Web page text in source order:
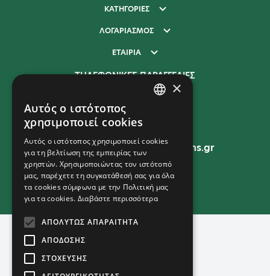
ΚΑΤΗΓΟΡΙΕΣ
ΛΟΓΑΡΙΑΣΜΟΣ
ΕΤΑΙΡΙΑ
ΤΗΛΕΦΩΝΙΚΕΣ ΠΑΡΑΓΓΕΛΙΕΣ
210 277 9400
EMAIL
sales@unitedpromotions.gr
ΓΕΜΗ: 157352901000
×
Αυτός ο ιστότοπος
χρησιμοποιεί cookies
Αυτός ο ιστότοπος χρησιμοποιεί cookies
για τη βελτίωση της εμπειρίας των
χρηστών. Χρησιμοποιώντας τον ιστότοπό
μας, παρέχετε τη συγκατάθεσή σας για όλα
τα cookies σύμφωνα με την Πολιτική μας
για τα cookies. Διαβάστε περισσότερα
ΑΠΟΛΎΤΩΣ ΑΠΑΡΑΊΤΗΤΑ
ΑΠΌΔΟΣΗΣ
ΣΤΌΧΕΥΣΗΣ